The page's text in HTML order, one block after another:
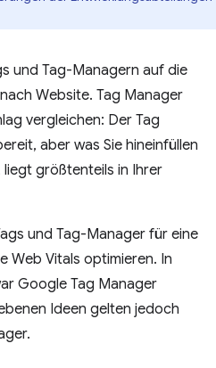
und Tag-Managern auf die
Website. Tag Manager
vergleichen: Der Tag
aber was Sie hineinfüllen
liegt größtenteils in Ihrer
und Tag-Manager für eine
Web Vitals optimieren. In
Google Tag Manager
Ideen gelten jedoch